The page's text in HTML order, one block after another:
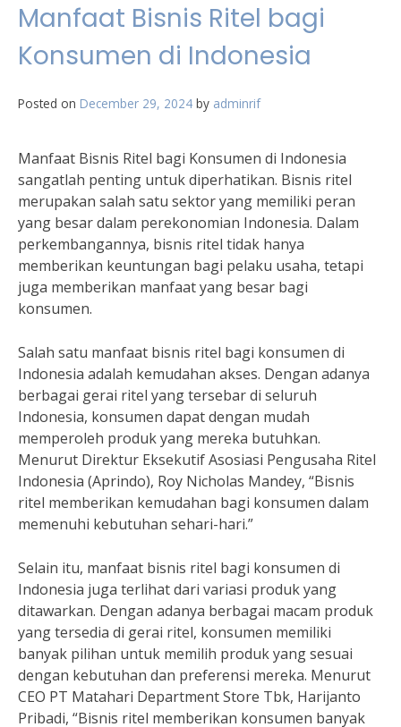
Manfaat Bisnis Ritel bagi
Konsumen di Indonesia
Posted on December 29, 2024 by adminrif
Manfaat Bisnis Ritel bagi Konsumen di Indonesia
sangatlah penting untuk diperhatikan. Bisnis ritel
merupakan salah satu sektor yang memiliki peran
yang besar dalam perekonomian Indonesia. Dalam
perkembangannya, bisnis ritel tidak hanya
memberikan keuntungan bagi pelaku usaha, tetapi
juga memberikan manfaat yang besar bagi
konsumen.
Salah satu manfaat bisnis ritel bagi konsumen di
Indonesia adalah kemudahan akses. Dengan adanya
berbagai gerai ritel yang tersebar di seluruh
Indonesia, konsumen dapat dengan mudah
memperoleh produk yang mereka butuhkan.
Menurut Direktur Eksekutif Asosiasi Pengusaha Ritel
Indonesia (Aprindo), Roy Nicholas Mandey, “Bisnis
ritel memberikan kemudahan bagi konsumen dalam
memenuhi kebutuhan sehari-hari.”
Selain itu, manfaat bisnis ritel bagi konsumen di
Indonesia juga terlihat dari variasi produk yang
ditawarkan. Dengan adanya berbagai macam produk
yang tersedia di gerai ritel, konsumen memiliki
banyak pilihan untuk memilih produk yang sesuai
dengan kebutuhan dan preferensi mereka. Menurut
CEO PT Matahari Department Store Tbk, Harijanto
Pribadi, “Bisnis ritel memberikan konsumen banyak